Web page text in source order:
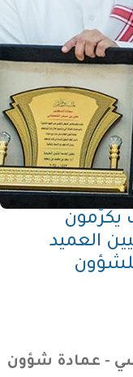
يكرّمون
العميد
- عمادة شؤون